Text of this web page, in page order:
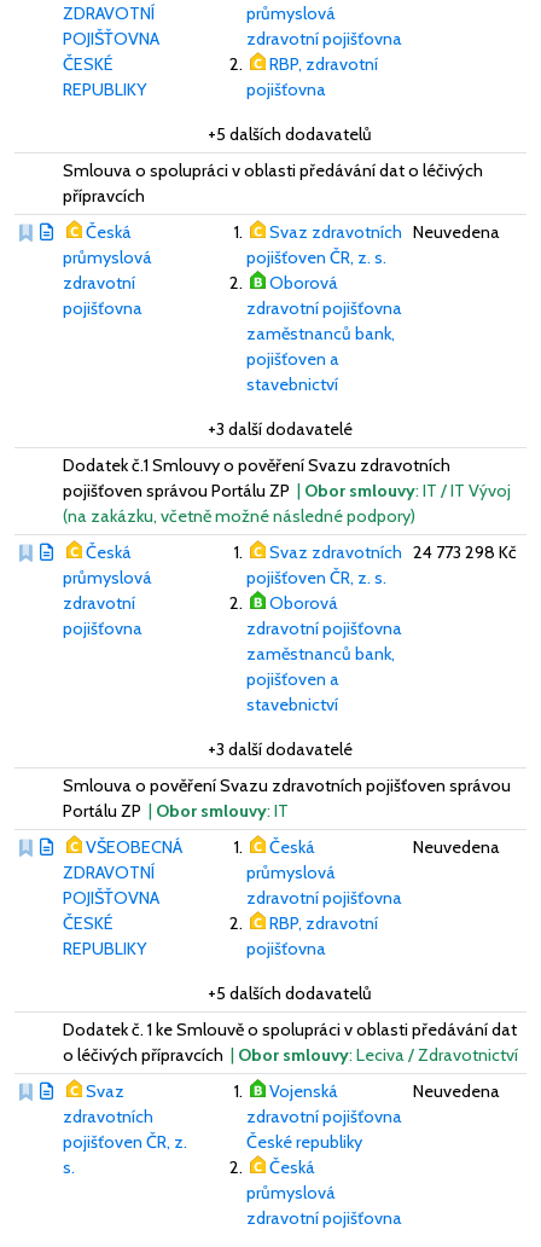
ZDRAVOTNÍ
POJIŠŤOVNA
ČESKÉ
REPUBLIKY
průmyslová
zdravotní pojišťovna
RBP, zdravotní
pojišťovna
+5 dalších dodavatelů
Smlouva o spolupráci v oblasti předávání dat o léčivých
přípravcích
Česká
průmyslová
zdravotní
pojišťovna
Svaz zdravotních
pojišťoven ČR, z. s.
Oborová
zdravotní pojišťovna
zaměstnanců bank,
pojišťoven a
stavebnictví
+3 další dodavatelé
Neuvedena
Dodatek č.1 Smlouvy o pověření Svazu zdravotních
pojišťoven správou Portálu ZP | Obor smlouvy: IT / IT Vývoj
(na zakázku, včetně možné následné podpory)
Česká
průmyslová
zdravotní
pojišťovna
Svaz zdravotních
pojišťoven ČR, z. s.
Oborová
zdravotní pojišťovna
zaměstnanců bank,
pojišťoven a
stavebnictví
+3 další dodavatelé
24 773 298 Kč
Smlouva o pověření Svazu zdravotních pojišťoven správou
Portálu ZP | Obor smlouvy: IT
VŠEOBECNÁ
ZDRAVOTNÍ
POJIŠŤOVNA
ČESKÉ
REPUBLIKY
Česká
průmyslová
zdravotní pojišťovna
RBP, zdravotní
pojišťovna
+5 dalších dodavatelů
Neuvedena
Dodatek č. 1 ke Smlouvě o spolupráci v oblasti předávání dat
o léčivých přípravcích | Obor smlouvy: Leciva / Zdravotnictví
Svaz
zdravotních
pojišťoven ČR, z.
s.
Vojenská
zdravotní pojišťovna
České republiky
Česká
průmyslová
zdravotní pojišťovna
Neuvedena